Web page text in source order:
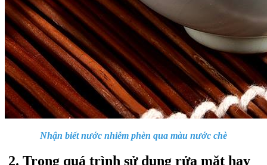
Nhận biết nước nhiễm phèn qua màu nước chè
2. Trong quá trình sử dụng rửa mặt hay